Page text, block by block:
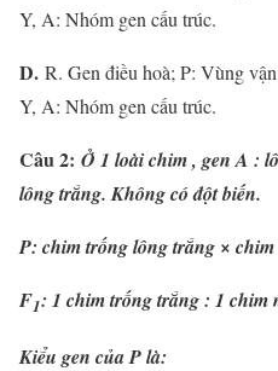
Y, A: Nhóm gen cấu trúc.
D. R. Gen điều hoà; P: Vùng
Y, A: Nhóm gen cấu trúc.
Câu 2: Ở 1 loài chim , gen A :
lông trắng. Không có đột biến.
P: chim trống lông trắng ×
F1: 1 chim trống trắng : 1 chim
Kiểu gen của P là: